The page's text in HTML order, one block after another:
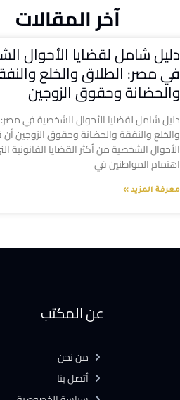
آخر المقالات
دليل شامل لقضايا الأحوال
في مصر: الطلاق والخلع
والحضانة وحقوق الزوجين
دليل شامل لقضايا الأحوال الشخصية في
والخلع والنفقة والحضانة وحقوق الزوجين أن
الأحوال الشخصية من أكثر القضايا القانونية
اهتمام المواطنين في
معرفة المزيد »
عن المكتب
من نحن
أتصل بنا